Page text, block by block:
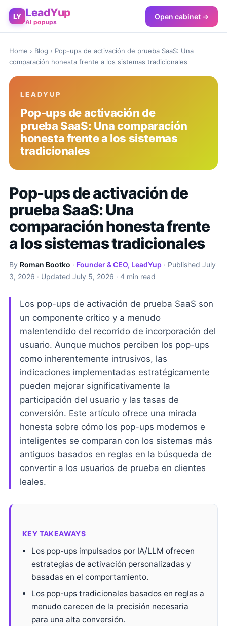
LY LeadYup
AI popups
Open cabinet →
Home › Blog › Pop-ups de activación de prueba SaaS: Una
comparación honesta frente a los sistemas tradicionales
LEADYUP
Pop-ups de activación de
prueba SaaS: Una comparación
honesta frente a los sistemas
tradicionales
Pop-ups de activación de
prueba SaaS: Una
comparación honesta frente
a los sistemas tradicionales
By Roman Bootko · Founder & CEO, LeadYup · Published July
3, 2026 · Updated July 5, 2026 · 4 min read
Los pop-ups de activación de prueba SaaS son
un componente crítico y a menudo
malentendido del recorrido de incorporación del
usuario. Aunque muchos perciben los pop-ups
como inherentemente intrusivos, las
indicaciones implementadas estratégicamente
pueden mejorar significativamente la
participación del usuario y las tasas de
conversión. Este artículo ofrece una mirada
honesta sobre cómo los pop-ups modernos e
inteligentes se comparan con los sistemas más
antiguos basados en reglas en la búsqueda de
convertir a los usuarios de prueba en clientes
leales.
KEY TAKEAWAYS
Los pop-ups impulsados por IA/LLM ofrecen
estrategias de activación personalizadas y
basadas en el comportamiento.
Los pop-ups tradicionales basados en reglas a
menudo carecen de la precisión necesaria
para una alta conversión.